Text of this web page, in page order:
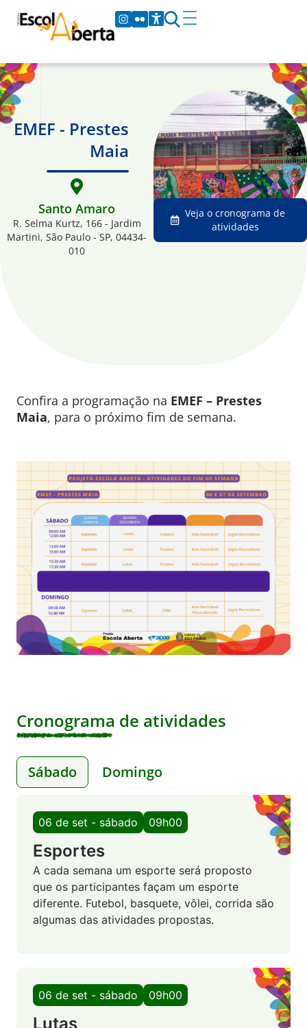
EMEF - Prestes
Maia
Santo Amaro
R. Selma Kurtz, 166 - Jardim
Martini, São Paulo - SP, 04434-
010
Veja o cronograma de
atividades
Confira a programação na EMEF – Prestes
Maia, para o próximo fim de semana.
Cronograma de atividades
Sábado Domingo
06 de set - sábado 09h00
Esportes
A cada semana um esporte será proposto
que os participantes façam um esporte
diferente. Futebol, basquete, vôlei, corrida são
algumas das atividades propostas.
06 de set - sábado 09h00
Lutas